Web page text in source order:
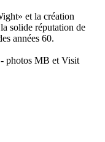
et la création
solide réputation de
années 60.
photos MB et Visit